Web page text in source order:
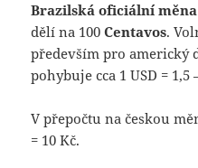
Brazilská oficiální
dělí na 100Centavos.
především pro americký
pohybuje cca 1 USD = 1,5
V přepočtu na českou
= 10 Kč.